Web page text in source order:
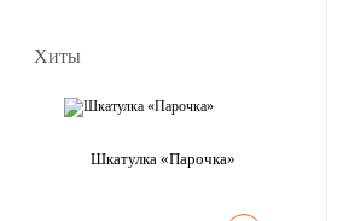
Хиты
Шкатулка «Парочка»